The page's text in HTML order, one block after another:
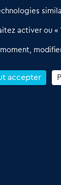
activer
accepter